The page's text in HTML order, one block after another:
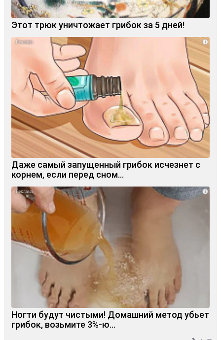
Этот трюк уничтожает грибок за 5 дней!
i
Даже самый запущенный грибок исчезнет с
корнем, если перед сном…
i
Ногти будут чистыми! Домашний метод убьет
грибок, возьмите 3%-ю…